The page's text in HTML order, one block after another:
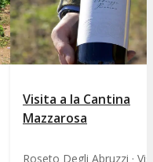
Visita a la Cantina
Mazzarosa